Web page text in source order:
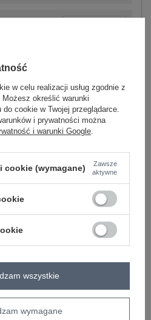
I ZOBACZ CENĘ
Zadaj pytanie
pracy
w celu realizacji usług zgodnie z
. Możesz określić warunki
cookie w Twojej przeglądarce.
i prywatności można
i warunki Google
cookie (wymagane)
Zawsze
aktywne
wymagane
wszystkie